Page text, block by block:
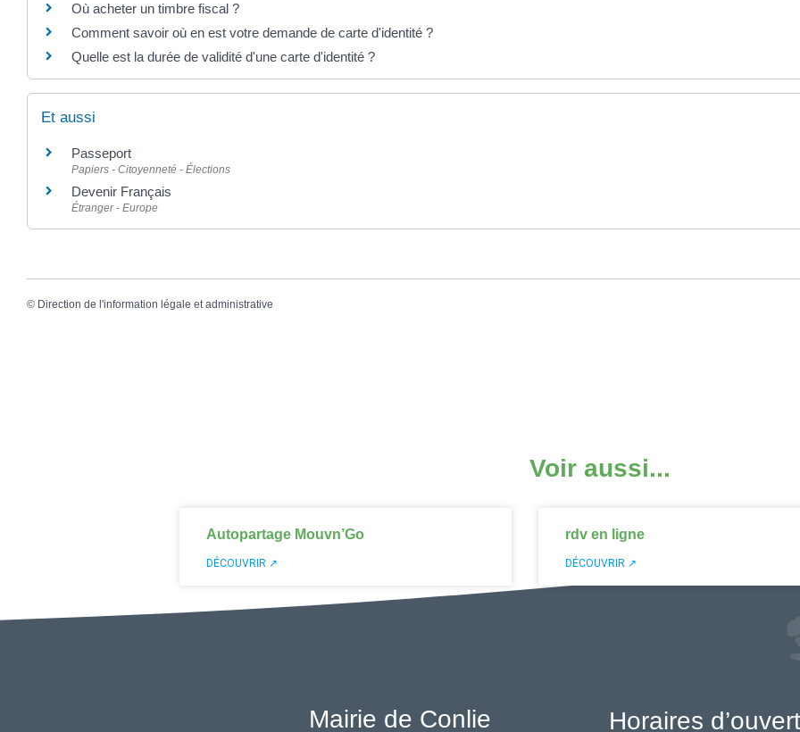
Où acheter un timbre fiscal ?
Comment savoir où en est votre demande de carte d'identité ?
Quelle est la durée de validité d'une carte d'identité ?
Et aussi
Passeport
Papiers - Citoyenneté - Élections
Devenir Français
Étranger - Europe
© Direction de l'information légale et administrative
Voir aussi...
Autopartage Mouvn’Go
DÉCOUVRIR ↗
rdv en ligne
DÉCOUVRIR ↗
Mairie de Conlie Horaires